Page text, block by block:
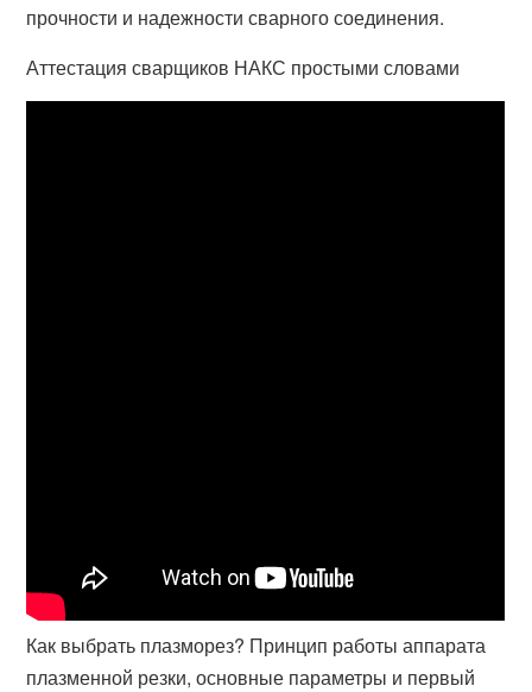
прочности и надежности сварного соединения.
Аттестация сварщиков НАКС простыми словами
Как выбрать плазморез? Принцип работы аппарата
плазменной резки, основные параметры и первый